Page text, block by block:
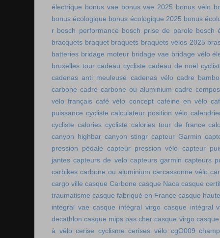
électrique bonus vae bonus vae 2025 bonus vélo
bonus écologique bonus écologique 2025 bonus
r bosch performance bosch prise de parole bosch
bracquets braquet braquets braquets vélos 2025
batteries bridage moteur bridage vae bridage vélo
bruxelles tour cadeau cycliste cadeau de noël
cadenas anti meuleuse cadenas vélo cadre
carbone cadre carbone ou aluminium cadre
vélo français café vélo concept caféine en vélo
puissance cycliste calculateur position vélo
cycliste calories cycliste calories tour de france
canyon highbar canyon stingr capteur Garmin
pression pédale capteur pression vélo
capteur
jantes capteurs de velo capteurs garmin capteurs
carbikes carbone ou aluminium carcassonne vélo
cargo ville casque Carbone casque Naca casque
traumatisme casque fabriqué en France casque
intégral vae casque intégral virgo casque intégral
decathlon casque mips pas cher casque virgo
à vélo cerise cyclisme cerises vélo cgO009